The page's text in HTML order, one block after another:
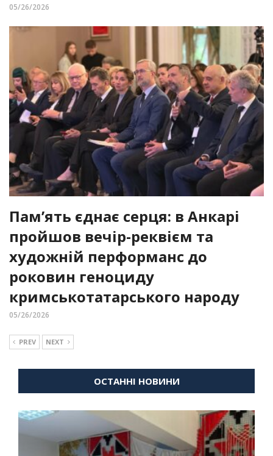
05/26/2026
Пам’ять єднає серця: в Анкарі
пройшов вечір-реквієм та
художній перформанс до
роковин геноциду
кримськотатарського народу
05/26/2026
PREV NEXT
ОСТАННІ НОВИНИ